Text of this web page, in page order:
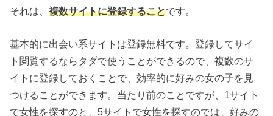
それは、複数サイトに登録することです。
基本的に出会い系サイトは登録無料です。登録してサイ
ト閲覧するならタダで使うことができるので、複数のサ
イトに登録しておくことで、効率的に好みの女の子を見
つけることができます。当たり前のことですが、1サイト
で女性を探すのと、5サイトで女性を探すのでは、好みの